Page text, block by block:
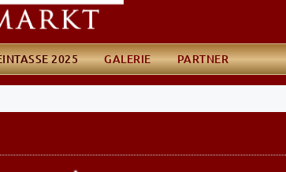
2025 GALERIE PARTNER